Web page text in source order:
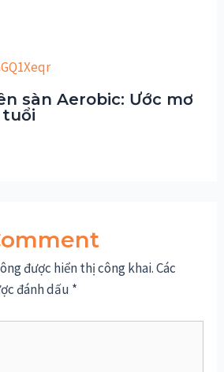
sàn Aerobic: Ước mơ
tuổi
được hiển thị công khai.Các
đánh dấu *